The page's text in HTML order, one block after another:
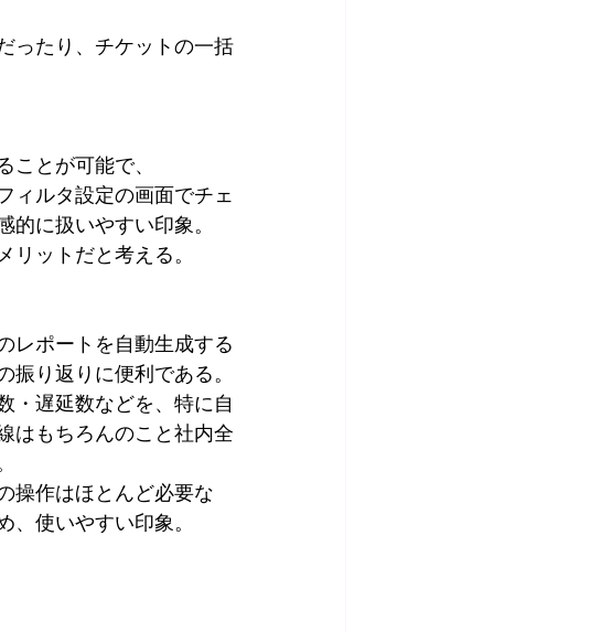
ったり、チケットの一括
とが可能で、
ィルタ設定の画面でチェ
に扱いやすい印象。
ットだと考える。
レポートを自動生成する
り返りに便利である。
・遅延数などを、特に自
はもちろんのこと社内全
操作はほとんど必要な
使いやすい印象。